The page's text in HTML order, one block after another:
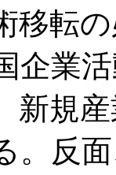
移転
企業
新規
。反